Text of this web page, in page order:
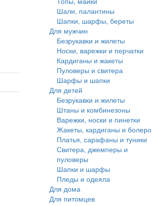
Шали, палантины
Шапки, шарфы, береты
Для мужчин
Безрукавки и жилеты
Носки, варежки и перчатки
Кардиганы и жакеты
Пуловеры и свитера
Шарфы и шапки
Для детей
Безрукавки и жилеты
Штаны и комбинезоны
Варежки, носки и пинетки
Жакеты, кардиганы и болеро
Платья, сарафаны и туники
Свитера, джемперы и
пуловеры
Шапки и шарфы
Пледы и одеяла
Для дома
Для питомцев